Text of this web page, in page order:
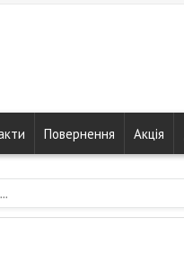
Повернення Акція